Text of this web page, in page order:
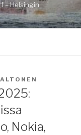
– Helsingin
Nokia,